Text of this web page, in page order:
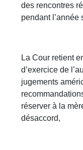
des rencontres
pendant l’année
La Cour retient
d’exercice de
jugements
réserver à la
désaccord,